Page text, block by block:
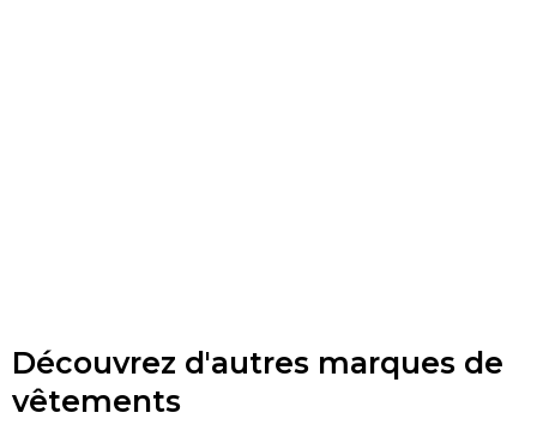
Découvrez d'autres marques de
vêtements